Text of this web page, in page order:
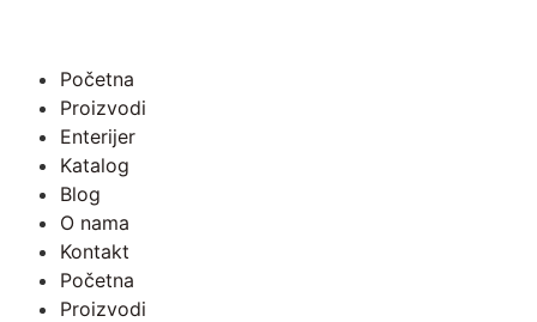
Početna
Proizvodi
Enterijer
Katalog
Blog
O nama
Kontakt
Početna
Proizvodi